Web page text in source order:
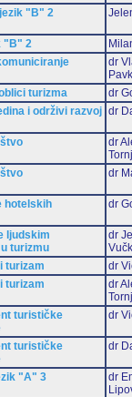
"B" 2
"B" 2
dr
turizma
dr
i održivi razvoj dr
dr
dr
hotelskih
dr
ljudskim
turizmu
dr
turizam
dr
turizam
dr
turističke
dr
turističke
dr
"A" 3
dr